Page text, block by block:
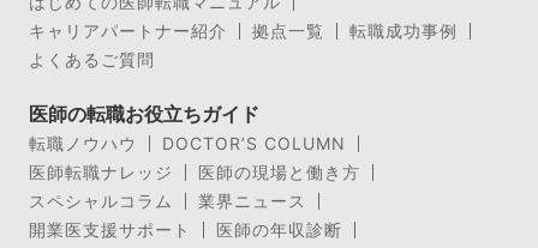
キャリアパートナー紹介
拠点一覧
転職成功事例
よくあるご質問
医師の転職お役立ちガイド
転職ノウハウ
DOCTOR’S COLUMN
医師転職ナレッジ
医師の現場と働き方
スペシャルコラム
業界ニュース
開業医支援サポート
医師の年収診断